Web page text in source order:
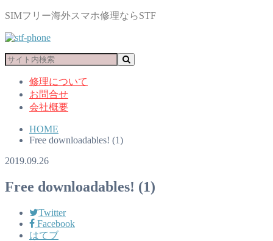
SIMフリー海外スマホ修理ならSTF
修理について
お問合せ
会社概要
HOME
Free downloadables! (1)
2019.09.26
Free downloadables! (1)
Twitter
Facebook
はてブ